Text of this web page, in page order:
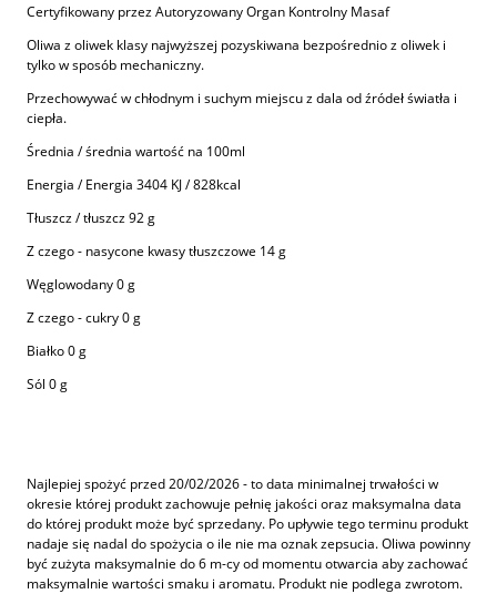
Certyfikowany przez Autoryzowany Organ Kontrolny Masaf
Oliwa z oliwek klasy najwyższej pozyskiwana bezpośrednio z oliwek i
tylko w sposób mechaniczny.
Przechowywać w chłodnym i suchym miejscu z dala od źródeł światła i
ciepła.
Średnia / średnia wartość na 100ml
Energia / Energia 3404 KJ / 828kcal
Tłuszcz / tłuszcz 92 g
Z czego - nasycone kwasy tłuszczowe 14 g
Węglowodany 0 g
Z czego - cukry 0 g
Białko 0 g
Sól 0 g
Najlepiej spożyć przed 20/02/2026 - to data minimalnej trwałości w
okresie której produkt zachowuje pełnię jakości oraz maksymalna data
do której produkt może być sprzedany. Po upływie tego terminu produkt
nadaje się nadal do spożycia o ile nie ma oznak zepsucia. Oliwa powinny
być zużyta maksymalnie do 6 m-cy od momentu otwarcia aby zachować
maksymalnie wartości smaku i aromatu. Produkt nie podlega zwrotom.